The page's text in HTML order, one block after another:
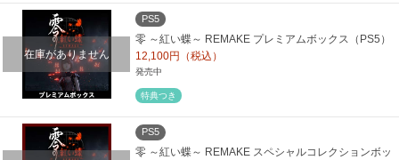
在庫がありません
PS5
零 ～紅い蝶～ REMAKE プレミアムボックス（PS5）
12,100円（税込）
発売中
特典つき
PS5
零 ～紅い蝶～ REMAKE スペシャルコレクションボッ